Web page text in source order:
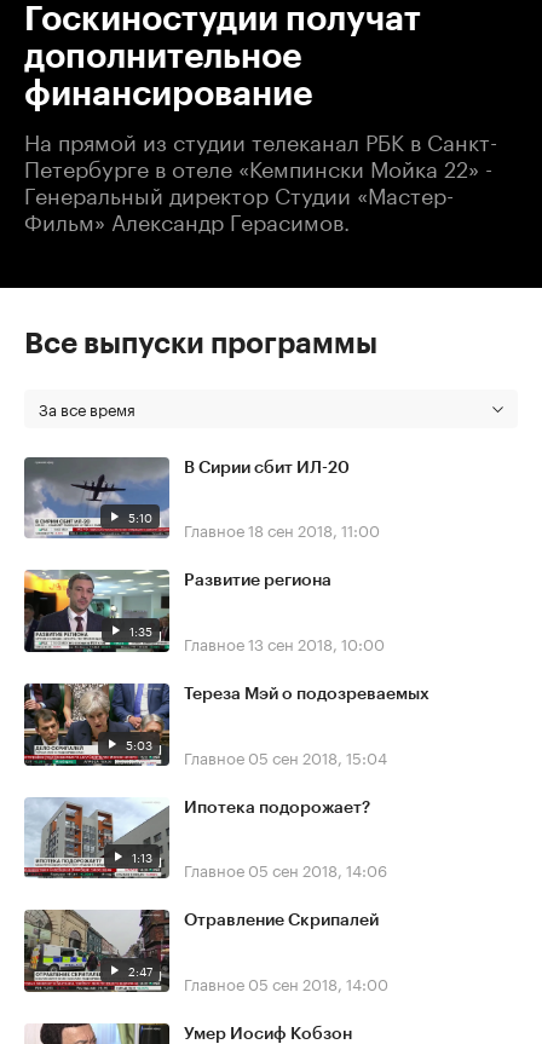
Госкиностудии получат
дополнительное
финансирование
На прямой из студии телеканал РБК в Санкт-
Петербурге в отеле «Кемпински Мойка 22» -
Генеральный директор Студии «Мастер-
Фильм» Александр Герасимов.
Все выпуски программы
За все время
5:10
В Сирии сбит ИЛ-20
Главное18 сен 2018, 11:00
1:35
Развитие региона
Главное13 сен 2018, 10:00
5:03
Тереза Мэй о подозреваемых
Главное 05 сен 2018, 15:04
1:13
Ипотека подорожает?
Главное 05 сен 2018, 14:06
2:47
Отравление Скрипалей
Главное 05 сен 2018, 14:00
Умер Иосиф Кобзон